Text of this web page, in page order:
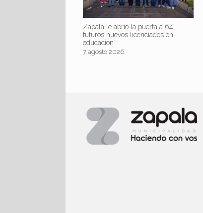
Zapala le abrió la puerta a 64
futuros nuevos licenciados en
educación
7 agosto 2026